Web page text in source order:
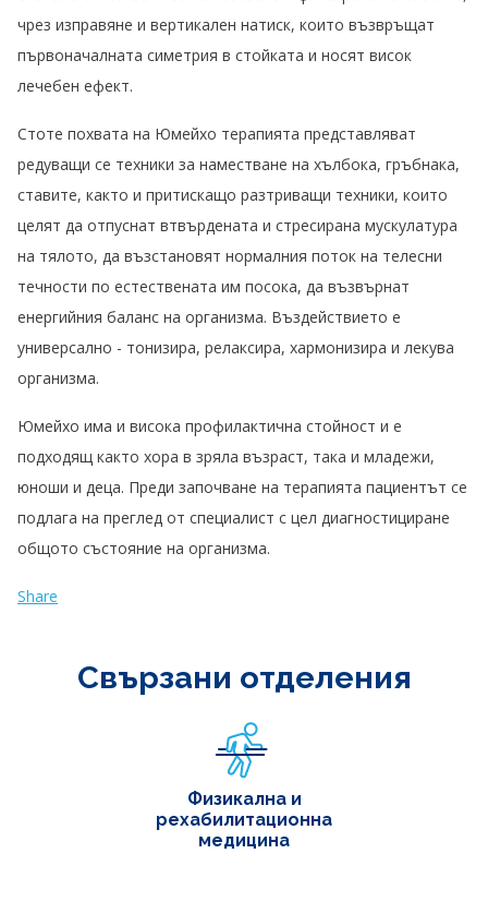
чрез изправяне и вертикален натиск, които възвръщат
първоначалната симетрия в стойката и носят висок
лечебен ефект.
Стоте похвата на Юмейхо терапията представляват
редуващи се техники за наместване на хълбока, гръбнака,
ставите, както и притискащо разтриващи техники, които
целят да отпуснат втвърдената и стресирана мускулатура
на тялото, да възстановят нормалния поток на телесни
течности по естествената им посока, да възвърнат
енергийния баланс на организма. Въздействието е
универсално - тонизира, релаксира, хармонизира и лекува
организма.
Юмейхо има и висока профилактична стойност и е
подходящ както хора в зряла възраст, така и младежи,
юноши и деца. Преди започване на терапията пациентът се
подлага на преглед от специалист с цел диагностициране
общото състояние на организма.
Share
Свързани отделения
Физикална и
рехабилитационна
медицина